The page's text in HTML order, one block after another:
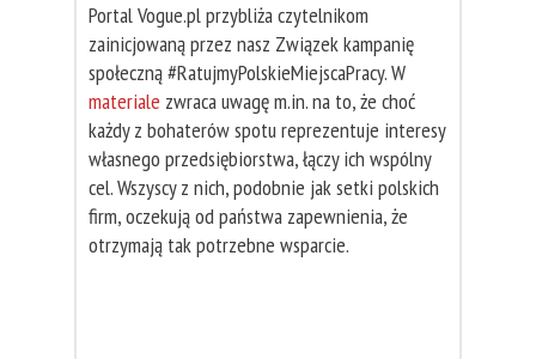
Portal Vogue.pl przybliża czytelnikom
zainicjowaną przez nasz Związek kampanię
społeczną #RatujmyPolskieMiejscaPracy. W
materiale zwraca uwagę m.in. na to, że choć
każdy z bohaterów spotu reprezentuje interesy
własnego przedsiębiorstwa, łączy ich wspólny
cel. Wszyscy z nich, podobnie jak setki polskich
firm, oczekują od państwa zapewnienia, że
otrzymają tak potrzebne wsparcie.